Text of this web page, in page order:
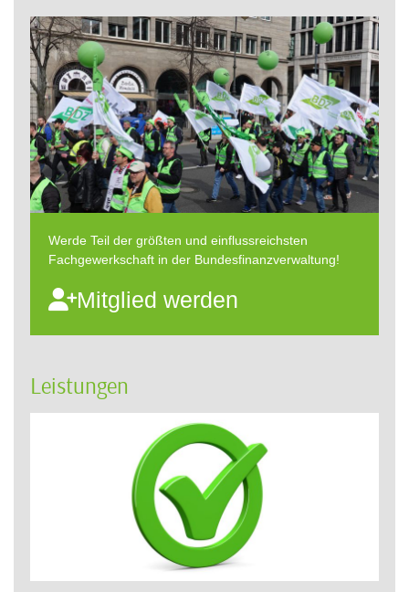
Werde Teil der größten und einflussreichsten
Fachgewerkschaft in der Bundesfinanzverwaltung!
Mitglied werden
Leistungen